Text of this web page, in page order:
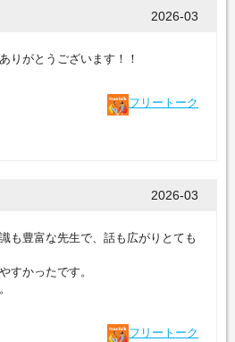
2026-03
りがとうございます！！
フリートーク
2026-03
も豊富な先生で、話も広がりとても
すかったです。
フリートーク